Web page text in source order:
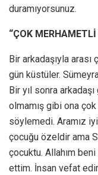
duramıyorsunuz.
“ÇOK
Bir arkadaşıyla arası
gün küstüler.
Bir yıl sonra
olmamış gibi ona
söylemedi. Aramız
çocuğu özeldir ama
çocuktu. Allahım
ettim. İnsan vefat